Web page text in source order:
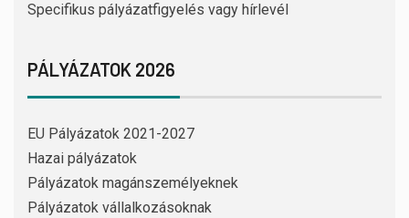
Specifikus pályázatfigyelés vagy hírlevél
PÁLYÁZATOK 2026
EU Pályázatok 2021-2027
Hazai pályázatok
Pályázatok magánszemélyeknek
Pályázatok vállalkozásoknak